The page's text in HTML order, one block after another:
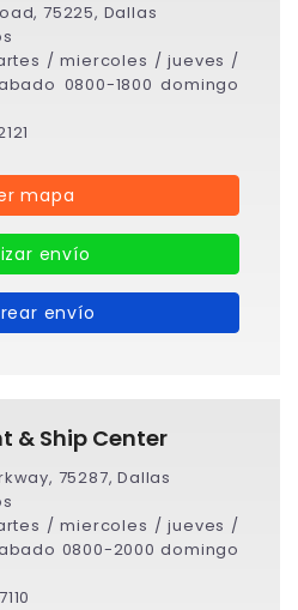
75225, Dallas
/ miercoles / jueves /
0800-1800 domingo
mapa
envío
envío
& Ship Center
75287, Dallas
/ miercoles / jueves /
0800-2000 domingo